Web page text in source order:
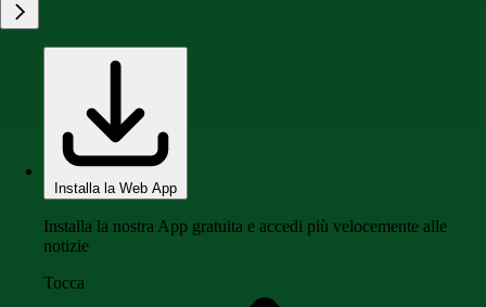
Installa la Web App
Installa la nostra App gratuita e accedi più velocemente alle
notizie
Tocca